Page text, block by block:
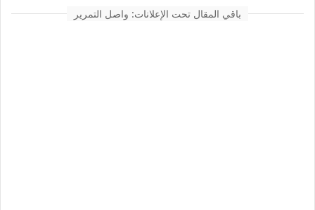
باقي المقال تحت الإعلانات: واصل التمرير